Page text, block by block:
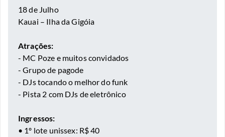
18 de Julho
Kauai – Ilha da Gigóia
Atrações:
- MC Poze e muitos convidados
- Grupo de pagode
- DJs tocando o melhor do funk
- Pista 2 com DJs de eletrônico
Ingressos:
• 1º lote unissex: R$ 40